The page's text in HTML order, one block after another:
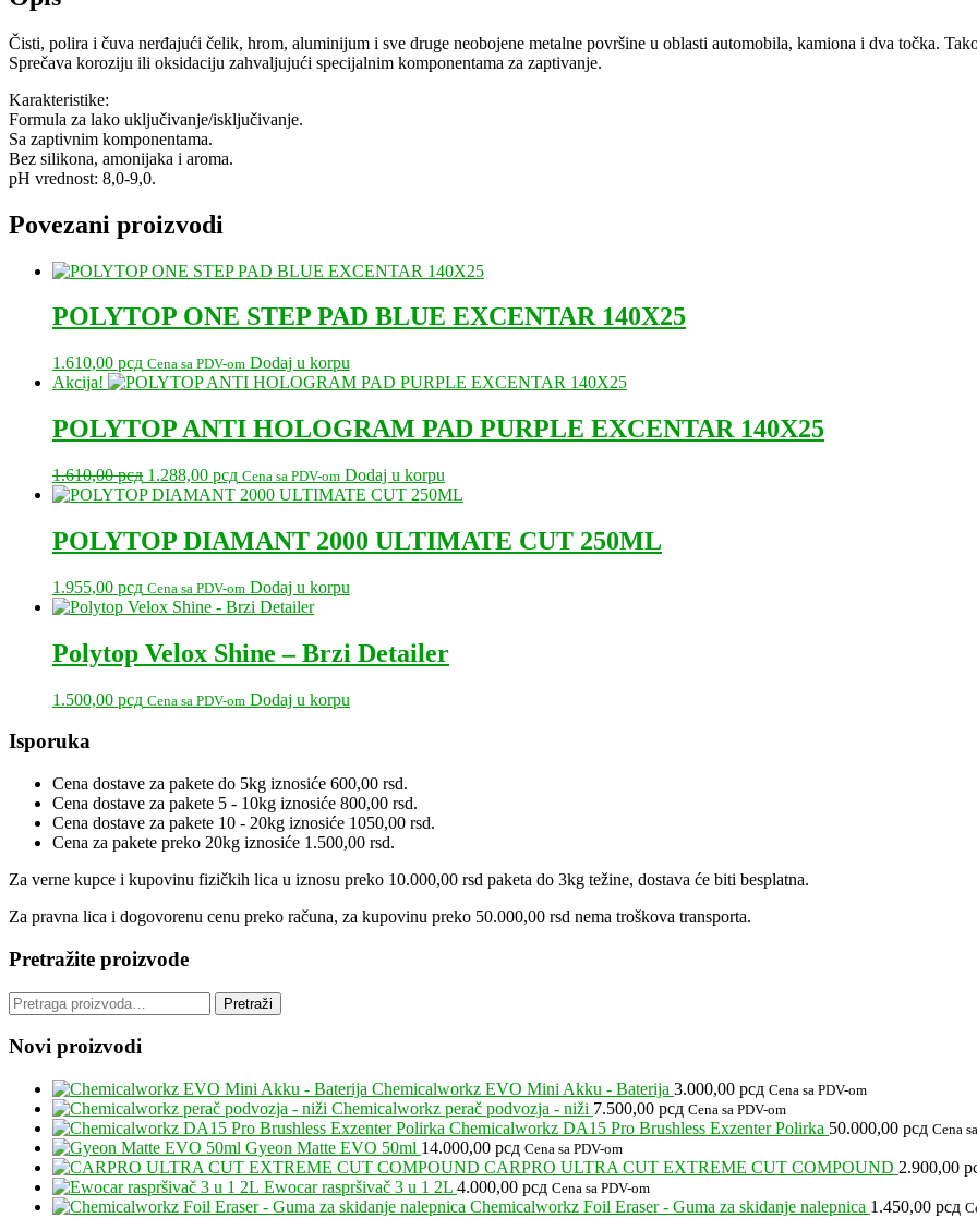
Čisti, polira i čuva nerđajući čelik, hrom, aluminijum i sve druge neobojene metalne površine u oblasti automobila, kamiona i dva točka.
Sprečava koroziju ili oksidaciju zahvaljujući specijalnim komponentama za zaptivanje.
Karakteristike:
Formula za lako uključivanje/isključivanje.
Sa zaptivnim komponentama.
Bez silikona, amonijaka i aroma.
pH vrednost: 8,0-9,0.
Povezani proizvodi
POLYTOP ONE STEP PAD BLUE EXCENTAR 140X25
1.610,00 рсд Cena sa PDV-om Dodaj u korpu
Akcija!
POLYTOP ANTI HOLOGRAM PAD PURPLE EXCENTAR 140X25
1.610,00рсд Originalna
cena
bila:
1.610,00 рсд.
1.288,00 рсдTrenutna
cena
1.288,00 рсд.
Cena sa PDV-om Dodaj u korpu
POLYTOP DIAMANT 2000 ULTIMATE CUT 250ML
1.955,00 рсд Cena sa PDV-om Dodaj u korpu
Polytop Velox Shine – Brzi Detailer
1.500,00 рсд Cena sa PDV-om Dodaj u korpu
Primary
Sidebar
Isporuka
Cena dostave za pakete do 5kg iznosiće 600,00 rsd.
Cena dostave za pakete 5 - 10kg iznosiće 800,00 rsd.
Cena dostave za pakete 10 - 20kg iznosiće 1050,00 rsd.
Cena za pakete preko 20kg iznosiće 1.500,00 rsd.
Za verne kupce i kupovinu fizičkih lica u iznosu preko 10.000,00 rsd paketa do 3kg težine, dostava će biti besplatna.
Za pravna lica i dogovorenu cenu preko računa, za kupovinu preko 50.000,00 rsd nema troškova transporta.
Pretražite proizvode
Pretraga
za:
Pretraži
Novi proizvodi
Chemicalworkz EVO Mini Akku - Baterija 3.000,00 рсд Cena sa PDV-om
Chemicalworkz perač podvozja - niži 7.500,00 рсд Cena sa PDV-om
Chemicalworkz DA15 Pro Brushless Exzenter Polirka 50.000,00 рсд Cena
Gyeon Matte EVO 50ml 14.000,00 рсд Cena sa PDV-om
CARPRO ULTRA CUT EXTREME CUT COMPOUND 2.900,00
Ewocar raspršivač 3 u 1 2L 4.000,00 рсд Cena sa PDV-om
Chemicalworkz Foil Eraser - Guma za skidanje nalepnica 1.450,00 рсд